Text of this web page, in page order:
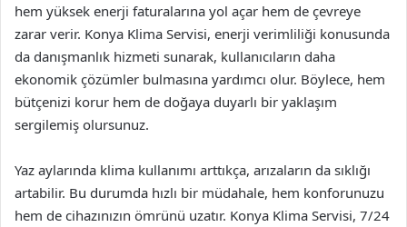
hem yüksek enerji faturalarına yol açar hem de çevreye
zarar verir. Konya Klima Servisi, enerji verimliliği konusunda
da danışmanlık hizmeti sunarak, kullanıcıların daha
ekonomik çözümler bulmasına yardımcı olur. Böylece, hem
bütçenizi korur hem de doğaya duyarlı bir yaklaşım
sergilemiş olursunuz.
Yaz aylarında klima kullanımı arttıkça, arızaların da sıklığı
artabilir. Bu durumda hızlı bir müdahale, hem konforunuzu
hem de cihazınızın ömrünü uzatır. Konya Klima Servisi, 7/24